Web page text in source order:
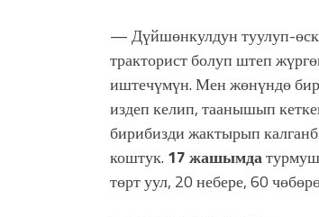
— Дүйшөнкулдун туулуп-
тракторист болуп штеп
иштечүмүн. Мен жөнүндө
издеп келип, таанышып
бирибизди жактырып
коштук. 17 жашымда
төрт уул, 20 небере, 60